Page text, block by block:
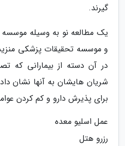
گیرند.
یک مطالعه نو به وسیله موسسه
و موسسه تحقیقات پزشکی
در آن دسته از بیمارانی که
شریان هایشان به آنها نشان
برای پذیرش دارو و کم کردن
عمل اسلیو معده
رزرو هتل